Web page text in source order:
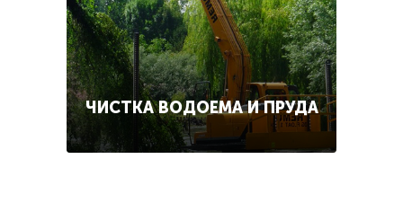
ЧИСТКА ВОДОЕМА И ПРУДА